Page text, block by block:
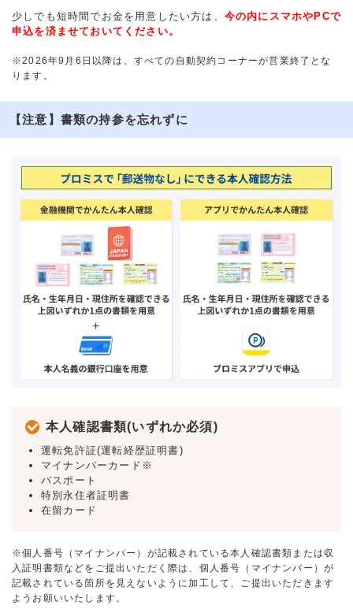
少しでも短時間でお金を用意したい方は、 今の内にスマホやPCで
申込を済ませておいてください。
※2026年9月6日以降は、すべての自動契約コーナーが営業終了とな
ります。
【注意】書類の持参を忘れずに
本人確認書類(いずれか必須)
運転免許証(運転経歴証明書)
マイナンバーカード※
パスポート
特別永住者証明書
在留カード
※個人番号（マイナンバー）が記載されている本人確認書類または収
入証明書類などをご提出いただく際は、個人番号（マイナンバー）が
記載されている箇所を見えないように加工して、ご提出いただきます
ようお願いいたします。